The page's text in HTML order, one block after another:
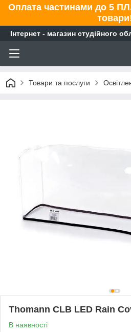
Оплата частинами до 5
Інтернет - магазин студійного
Товари та послуги
Thomann CLB LED Rain
В наявності